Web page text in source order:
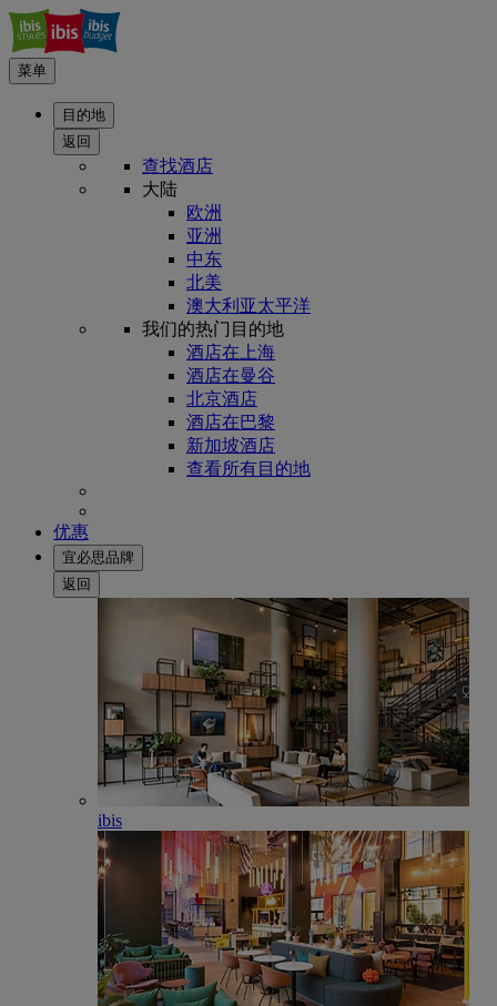
菜单
目的地
返回
查找酒店
大陆
欧洲
亚洲
中东
北美
澳大利亚太平洋
我们的热门目的地
酒店在上海
酒店在曼谷
北京酒店
酒店在巴黎
新加坡酒店
查看所有目的地
优惠
宜必思品牌
返回
ibis